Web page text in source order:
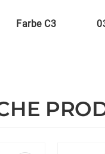
Farbe C3